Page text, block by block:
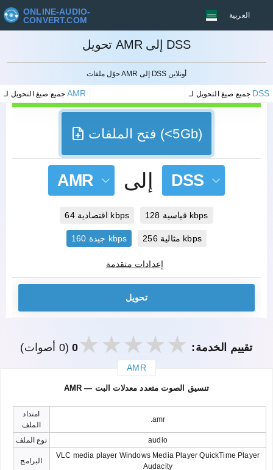
ONLINE-AUDIO-
CONVERT.COM
العربية
تحويل AMR إلى DSS
حوّل ملفات AMR إلى DSS أونلاين
جميع صيغ التحويل لـAMR DSS
إلغاء
فتح الملفات (<5Gb)
AMR إلى DSS
اقتصادية 64 kbps قياسية 128 kbps
جيدة 160 kbps مثالية 256 kbps
إعدادات متقدمة
تحويل
تقييم الخدمة: 0(0 أصوات)
AMR
AMR — تنسيق الصوت متعدد معدلات البت
امتداد
الملف
.amr
نوع الملف audio
البرامج
VLC media player Windows Media Player QuickTime Player
Audacity